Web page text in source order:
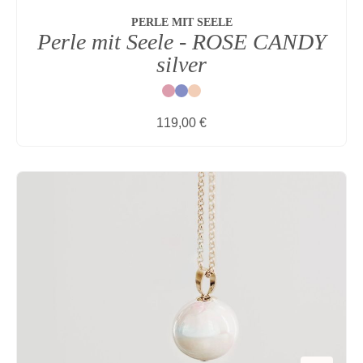
PERLE MIT SEELE
Perle mit Seele - ROSE CANDY
silver
RotBlauNatur
Regulärer Preis:
119,00 €